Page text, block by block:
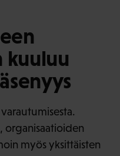
kuuluu
organisaatioiden
myös yksittäisten